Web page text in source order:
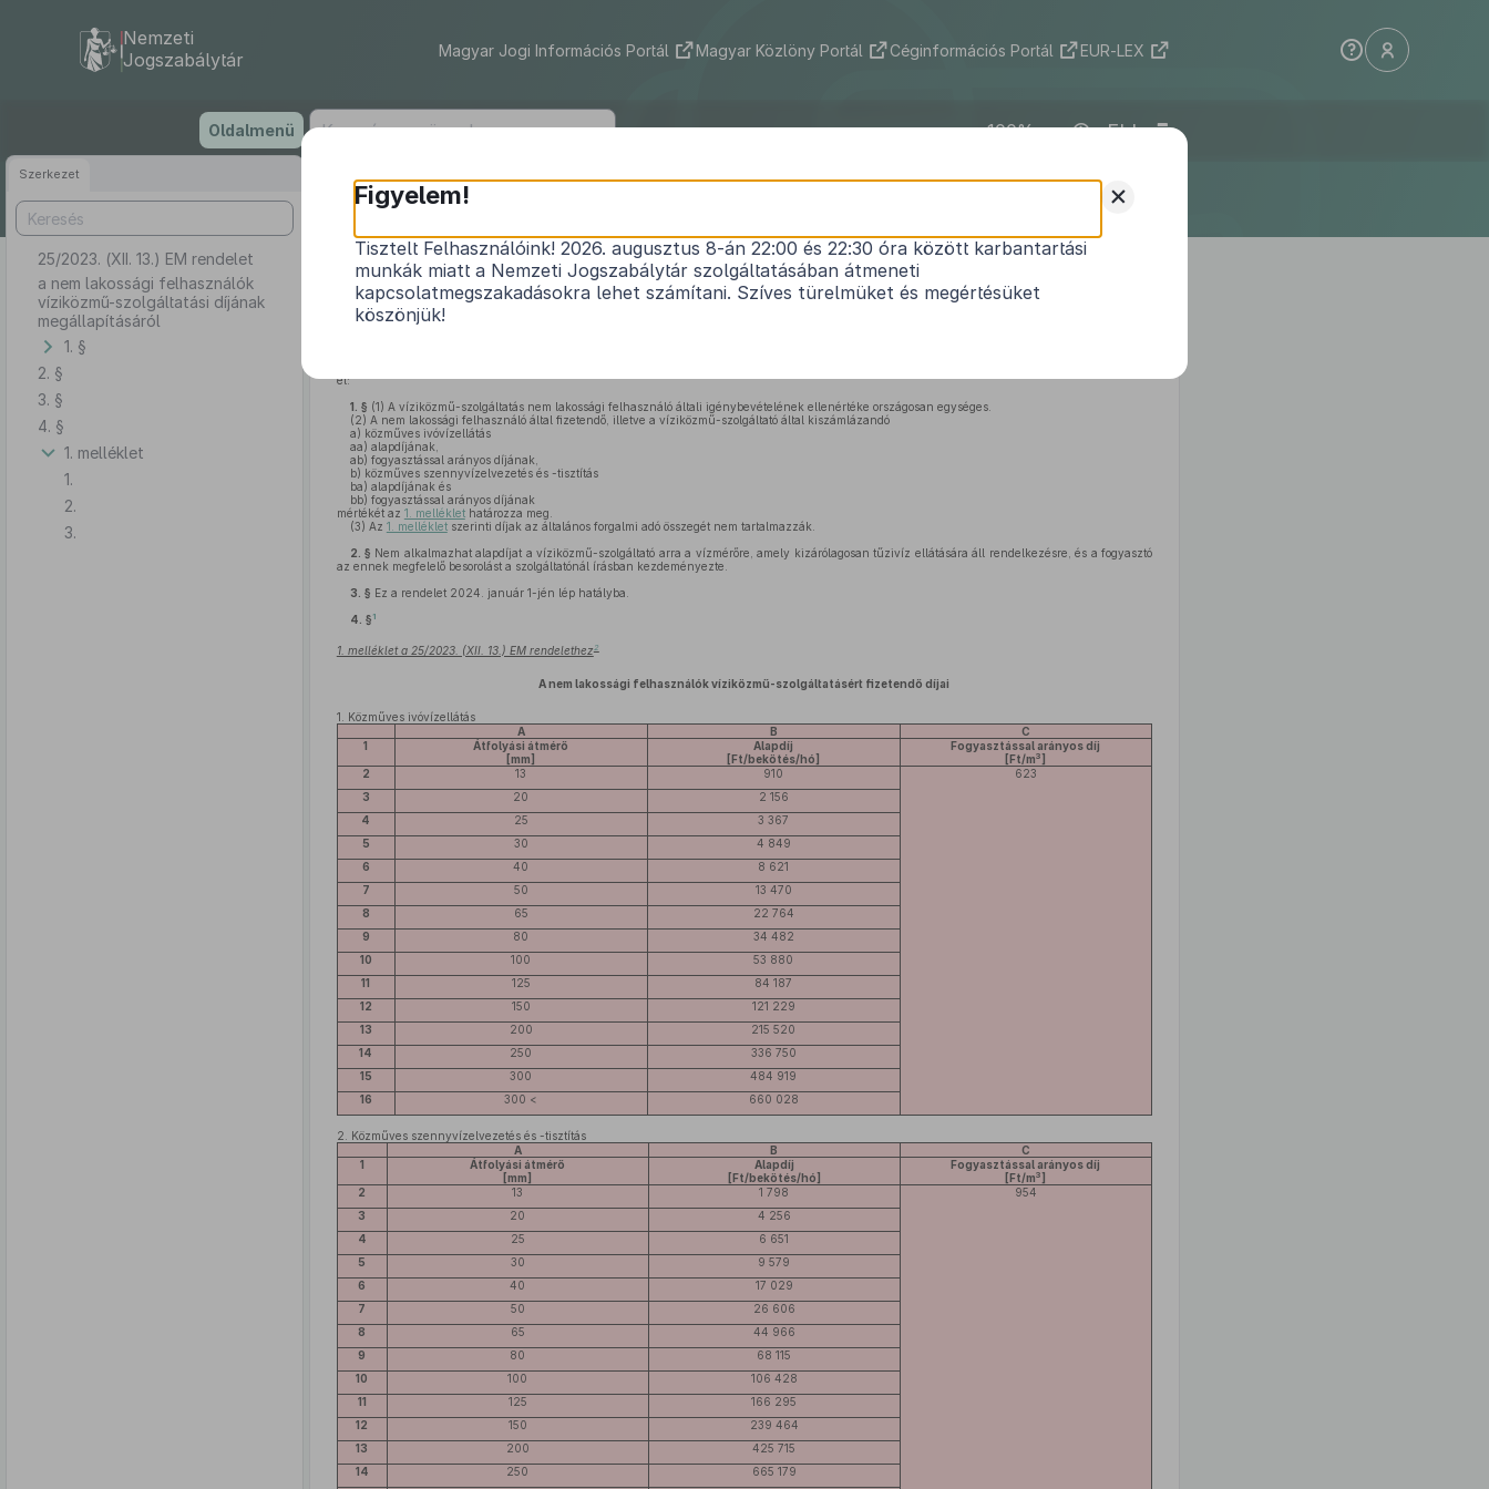
tartalomra
Nemzeti
Jogszabálytár
Magyar Jogi Információs Portál Magyar Közlöny Portál Céginformációs Portál EUR-LEX
Oldalmenü ELI
Szerkezet
25/2023. (XII. 13.) EM rendelet
a nem lakossági felhasználók
víziközmű-szolgáltatási díjának
megállapításáról
1. §
2. §
3. §
4. §
1. melléklet
1.
2.
3.
25/2023. (XII. 13.) EM rendelet
a nem lakossági felhasználók víziközmű-szolgáltatási díjának megállapításáról
Hatályos: 2026. 07. 01. –
el:
1. § (1) A víziközmű-szolgáltatás nem lakossági felhasználó általi igénybevételének ellenértéke országosan egységes.
(2) A nem lakossági felhasználó által fizetendő, illetve a víziközmű-szolgáltató által kiszámlázandó
a) közműves ivóvízellátás
aa) alapdíjának,
ab) fogyasztással arányos díjának,
b) közműves szennyvízelvezetés és -tisztítás
ba) alapdíjának és
bb) fogyasztással arányos díjának
mértékét az 1. melléklethatározza meg.
(3) Az 1. mellékletszerinti díjak az általános forgalmi adó összegét nem tartalmazzák.
2. § Nem alkalmazhat alapdíjat a víziközmű-szolgáltató arra a vízmérőre, amely kizárólagosan tűzivíz ellátására áll rendelkezésre, és a fogyasztó
az ennek megfelelő besorolást a szolgáltatónál írásban kezdeményezte.
3. § Ez a rendelet 2024. január 1-jén lép hatályba.
4. § 1
1. melléklet a 25/2023. (XII. 13.) EM rendelethez 2
A nem lakossági felhasználók víziközmű-szolgáltatásért fizetendő díjai
1.
Közműves ivóvízellátás
A
B
C
1
Átfolyási átmérő
[mm]
Alapdíj
[Ft/bekötés/hó]
Fogyasztással arányos díj
[Ft/m3]
2
13 910
623
3
20
2 156
4
25
3 367
5
30
4 849
6
40
8 621
7
50
13 470
8
65
22 764
9
80
34 482
10
100
53 880
11
125
84 187
12
150
121 229
13
200
215 520
14
250
336 750
15
300
484 919
16
300 < 660 028
2.
Közműves szennyvízelvezetés és -tisztítás
A
B
C
1
Átfolyási átmérő
[mm]
Alapdíj
[Ft/bekötés/hó]
Fogyasztással arányos díj
[Ft/m3]
2
13 1 798
954
3
20
4 256
4
25
6 651
5
30
9 579
6
40
17 029
7
50
26 606
8
65
44 966
9
80
68 115
10
100
106 428
11
125
166 295
12
150
239 464
13
200
425 715
14
250
665 179
+
Figyelem!
Tisztelt Felhasználóink! 2026. augusztus 8-án 22:00 és 22:30 óra között karbantartási
munkák miatt a Nemzeti Jogszabálytár szolgáltatásában átmeneti
kapcsolatmegszakadásokra lehet számítani. Szíves türelmüket és megértésüket
köszönjük!